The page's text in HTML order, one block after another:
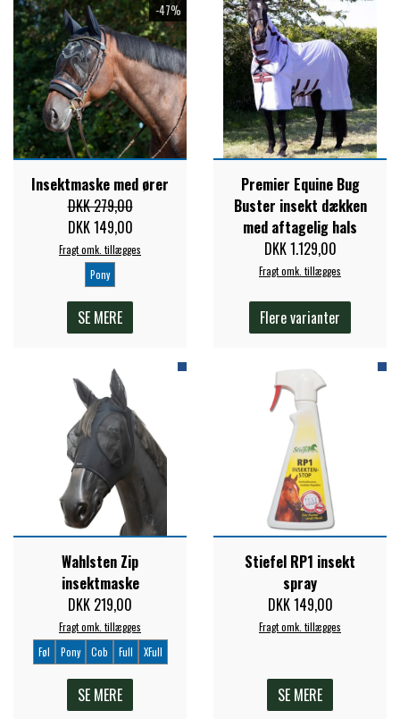
-47%
Insektmaske med ører
DKK 279,00
DKK 149,00
Fragt omk. tillægges
Pony
SE MERE
Premier Equine Bug
Buster insekt dækken
med aftagelig hals
DKK 1.129,00
Fragt omk. tillægges
Flere varianter
Wahlsten Zip
insektmaske
DKK 219,00
Fragt omk. tillægges
Føl
Pony Cob Full XFull
SE MERE
Stiefel RP1 insekt
spray
DKK 149,00
Fragt omk. tillægges
SE MERE